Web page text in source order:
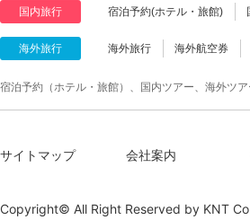
国内旅行 宿泊予約(ホテル・旅館)
海外旅行 海外旅行 海外航空券
宿泊予約（ホテル・旅館）、国内ツアー、海外ツ
サイトマップ 会社案内
Copyright© All Right Reserved by KNT